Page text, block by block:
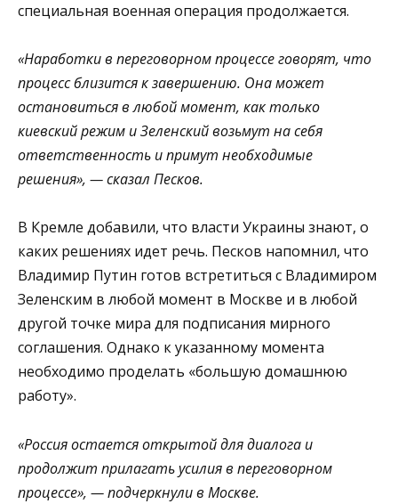
специальная военная операция продолжается.
«Наработки в переговорном процессе говорят, что
процесс близится к завершению. Она может
остановиться в любой момент, как только
киевский режим и Зеленский возьмут на себя
ответственность и примут необходимые
решения», — сказал Песков.
В Кремле добавили, что власти Украины знают, о
каких решениях идет речь. Песков напомнил, что
Владимир Путин готов встретиться с Владимиром
Зеленским в любой момент в Москве и в любой
другой точке мира для подписания мирного
соглашения. Однако к указанному момента
необходимо проделать «большую домашнюю
работу».
«Россия остается открытой для диалога и
продолжит прилагать усилия в переговорном
процессе», — подчеркнули в Москве.